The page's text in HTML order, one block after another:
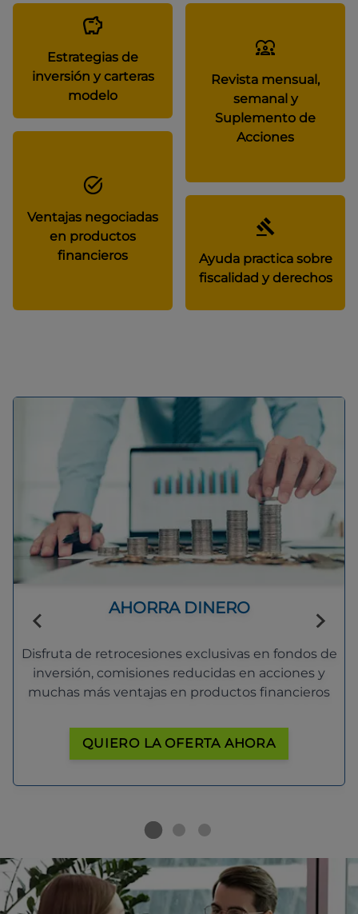
Estrategias de
inversión y carteras
modelo
Revista mensual,
semanal y
Suplemento de
Acciones
Ventajas negociadas
en productos
financieros
Ayuda practica sobre
fiscalidad y derechos
AHORRA DINERO
Disfruta de retrocesiones exclusivas en fondos de
inversión, comisiones reducidas en acciones y
muchas más ventajas en productos financieros
QUIERO LA OFERTA AHORA